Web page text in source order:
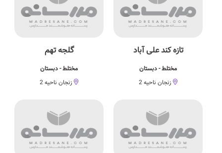
تازه کند علی آباد
مختلط - دبستان
زنجان ناحیه 2
گلجه تهم
مختلط - دبستان
زنجان ناحیه 2